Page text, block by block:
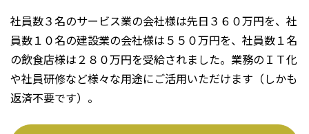
社員数３名のサービス業の会社様は先日３６０万円を、社
員数１０名の建設業の会社様は５５０万円を、社員数１名
の飲食店様は２８０万円を受給されました。業務のＩＴ化
や社員研修など様々な用途にご活用いただけます（しかも
返済不要です）。